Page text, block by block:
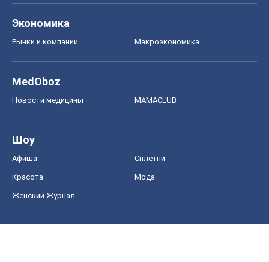
Экономика
Рынки и компании Mакроэкономика
MedOboz
Новости медицины MAMACLUB
Шоу
Афиша Сплетни
Красота Мода
Женский Журнал